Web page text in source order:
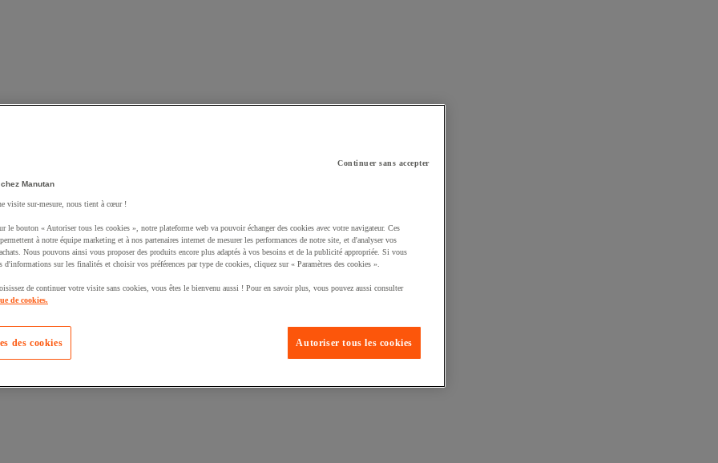
un produit à votre panier :
Continuer sans accepter
Manutan
visite sur-mesure, nous tient à cœur !
le bouton « Autoriser tous les cookies », notre plateforme web va pouvoir échanger des cookies avec votre navigateur. Ces
à notre équipe marketing et à nos partenaires internet de mesurer les performances de notre site, et d'analyser vos
Nous pouvons ainsi vous proposer des produits encore plus adaptés à vos besoins et de la publicité appropriée. Si vous
d'informations sur les finalités et choisir vos préférences par type de cookies, cliquez sur « Paramètres des cookies ».
de continuer votre visite sans cookies, vous êtes le bienvenu aussi ! Pour en savoir plus, vous pouvez aussi consulter
de cookies.
Autoriser tous les cookies
des cookies